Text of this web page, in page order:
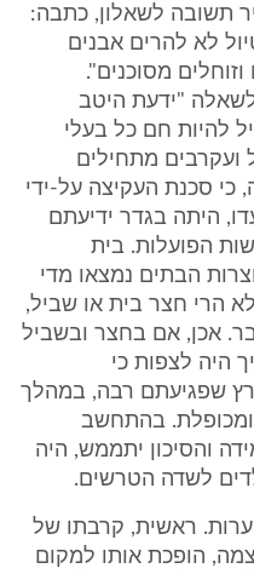
תשובה לשאלון, כתבה:
לא להרים אבנים
מסוכנים".
"ידעת היטב
להיות חם כל בעלי
מתחילים
כי סכנת העקיצה על-ידי
היתה בגדר ידיעתם
הפועלות. בית
הבתים נמצאו מדי
הרי חצר בית או שביל,
אכן, אם בחצר ובשביל
היה לצפות כי
שפגיעתם רבה, במהלך
בהתחשב
והסיכון יתממש, היה
לשדה הטרשים.
ראשית, קרבתו של
הופכת אותו למקום